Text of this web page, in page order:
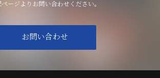
ージよりお問い合わせください。
お問い合わせ